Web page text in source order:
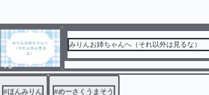
ノベ
ル
みりんお姉ちゃんへ（それ以外は見るな）
#ほんみりん #めーさくうまそう